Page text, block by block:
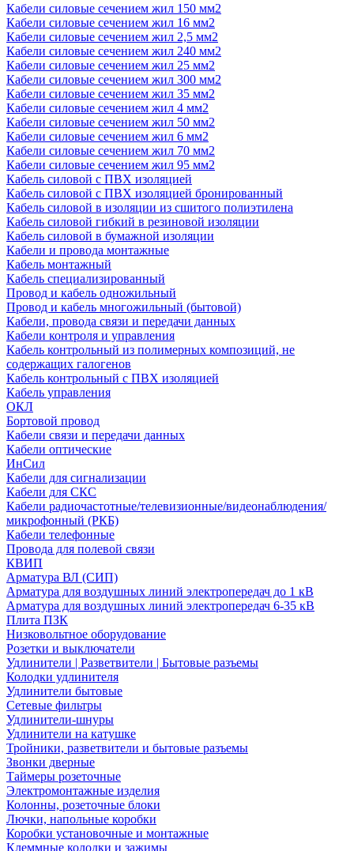
Кабели силовые сечением жил 150 мм2
Кабели силовые сечением жил 16 мм2
Кабели силовые сечением жил 2,5 мм2
Кабели силовые сечением жил 240 мм2
Кабели силовые сечением жил 25 мм2
Кабели силовые сечением жил 300 мм2
Кабели силовые сечением жил 35 мм2
Кабели силовые сечением жил 4 мм2
Кабели силовые сечением жил 50 мм2
Кабели силовые сечением жил 6 мм2
Кабели силовые сечением жил 70 мм2
Кабели силовые сечением жил 95 мм2
Кабель силовой с ПВХ изоляцией
Кабель силовой с ПВХ изоляцией бронированный
Кабель силовой в изоляции из сшитого полиэтилена
Кабель силовой гибкий в резиновой изоляции
Кабель силовой в бумажной изоляции
Кабели и провода монтажные
Кабель монтажный
Кабель специализированный
Провод и кабель одножильный
Провод и кабель многожильный (бытовой)
Кабели, провода связи и передачи данных
Кабели контроля и управления
Кабель контрольный из полимерных композиций, не
содержащих галогенов
Кабель контрольный с ПВХ изоляцией
Кабель управления
ОКЛ
Бортовой провод
Кабели связи и передачи данных
Кабели оптические
ИнСил
Кабели для сигнализации
Кабели для СКС
Кабели радиочастотные/телевизионные/видеонаблюдения/
микрофонный (РКБ)
Кабели телефонные
Провода для полевой связи
КВИП
Арматура ВЛ (СИП)
Арматура для воздушных линий электропередач до 1 кВ
Арматура для воздушных линий электропередач 6-35 кВ
Плита ПЗК
Низковольтное оборудование
Розетки и выключатели
Удлинители | Разветвители | Бытовые разъемы
Колодки удлинителя
Удлинители бытовые
Сетевые фильтры
Удлинители-шнуры
Удлинители на катушке
Тройники, разветвители и бытовые разъемы
Звонки дверные
Таймеры розеточные
Электромонтажные изделия
Колонны, розеточные блоки
Лючки, напольные коробки
Коробки установочные и монтажные
Клеммные колодки и зажимы